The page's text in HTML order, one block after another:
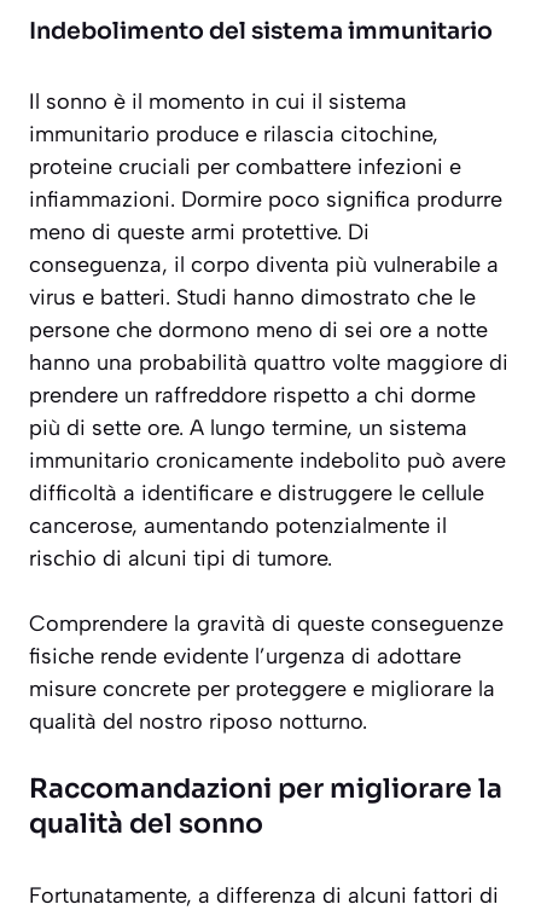
Indebolimento del sistema immunitario
Il sonno è il momento in cui il sistema
immunitario produce e rilascia citochine,
proteine cruciali per combattere infezioni e
infiammazioni. Dormire poco significa produrre
meno di queste armi protettive. Di
conseguenza, il corpo diventa più vulnerabile a
virus e batteri. Studi hanno dimostrato che le
persone che dormono meno di sei ore a notte
hanno una probabilità quattro volte maggiore di
prendere un raffreddore rispetto a chi dorme
più di sette ore. A lungo termine, un sistema
immunitario cronicamente indebolito può avere
difficoltà a identificare e distruggere le cellule
cancerose, aumentando potenzialmente il
rischio di alcuni tipi di tumore.
Comprendere la gravità di queste conseguenze
fisiche rende evidente l’urgenza di adottare
misure concrete per proteggere e migliorare la
qualità del nostro riposo notturno.
Raccomandazioni per migliorare la
qualità del sonno
Fortunatamente, a differenza di alcuni fattori di